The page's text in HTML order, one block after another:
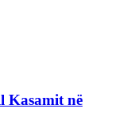
Kasamit në